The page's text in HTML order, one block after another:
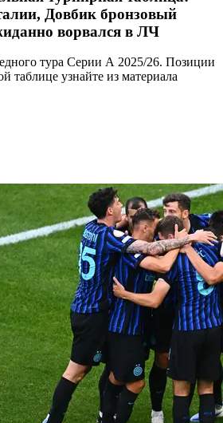
Довбик бронзовый
ворвался в ЛЧ
тура Серии А 2025/26. Позиции
таблице узнайте из материала